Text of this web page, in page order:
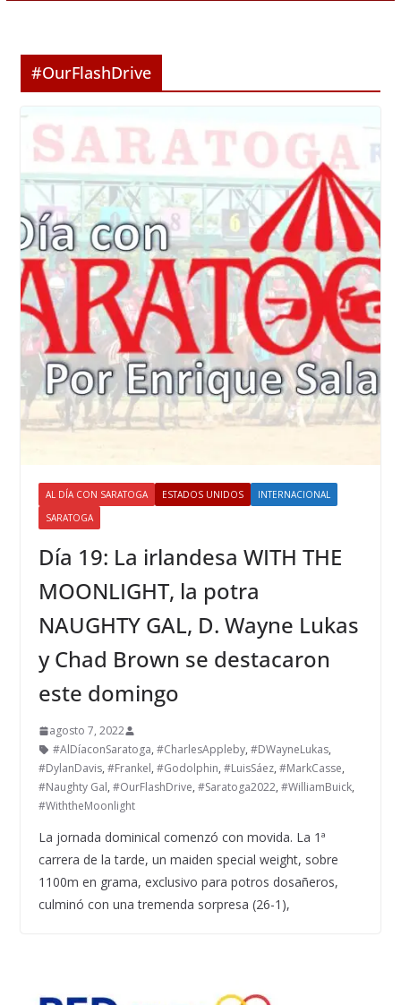
#OurFlashDrive
AL DÍA CON SARATOGA ESTADOS UNIDOS
INTERNACIONAL
SARATOGA
Día 19: La irlandesa WITH THE
MOONLIGHT, la potra
NAUGHTY GAL, D. Wayne Lukas
y Chad Brown se destacaron
este domingo
agosto 7, 2022
#AlDíaconSaratoga, #CharlesAppleby, #DWayneLukas,
#DylanDavis, #Frankel, #Godolphin, #LuisSáez, #MarkCasse,
#Naughty Gal, #OurFlashDrive, #Saratoga2022, #WilliamBuick,
#WiththeMoonlight
La jornada dominical comenzó con movida. La 1ª
carrera de la tarde, un maiden special weight, sobre
1100m en grama, exclusivo para potros dosañeros,
culminó con una tremenda sorpresa (26-1),